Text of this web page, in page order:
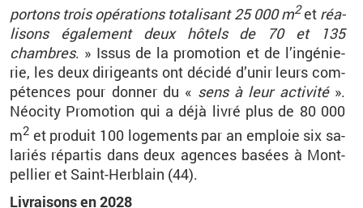
por­tons trois opé­ra­tions to­ta­li­sant 25 000 m2et réa­
li­sons éga­le­ment deux hô­tels de 70 et 135
chambres. » Issus de la pro­mo­tion et de l’in­gé­nie­
rie, les deux di­ri­geants ont dé­cidé d’unir leurs com­
pé­tences pour don­ner du « sens à leur ac­ti­vité».
Néo­city Pro­mo­tion qui a déjà livré plus de 80 000
m2 et pro­duit 100 lo­ge­ments par an em­ploie six sa­
la­riés ré­par­tis dans deux agences ba­sées à Mont­
pel­lier et Saint-Her­blain (44).
Li­vrai­sons en 2028